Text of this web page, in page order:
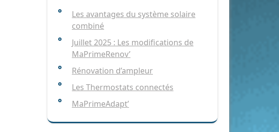
Les avantages du système solaire
combiné
Juillet 2025 : Les modifications de
MaPrimeRenov’
Rénovation d’ampleur
Les Thermostats connectés
MaPrimeAdapt’